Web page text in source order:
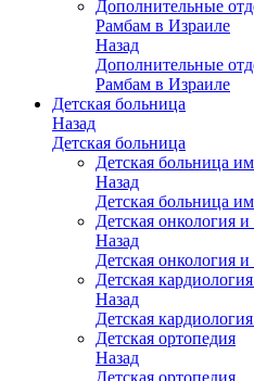
Дополнительные
Рамбам в Израиле
Назад
Дополнительные
Рамбам в Израиле
Детская больница
Назад
Детская больница
Детская больница
Назад
Детская больница
Детская онкология и
Назад
Детская онкология и
Детская
Назад
Детская
Детская ортопедия
Назад
Детская ортопедия